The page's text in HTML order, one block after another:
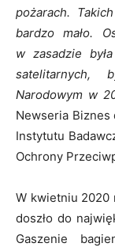
pożarach.
bardzo mało.
w zasadzie
satelitarnych,
Narodowym w
Newseria Biznes
Instytutu
Ochrony
W kwietniu 2020
doszło do
Gaszenie